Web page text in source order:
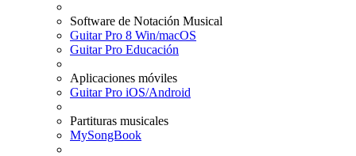
Software de Notación Musical
Guitar Pro 8 Win/macOS
Guitar Pro Educación
Aplicaciones móviles
Guitar Pro iOS/Android
Partituras musicales
MySongBook